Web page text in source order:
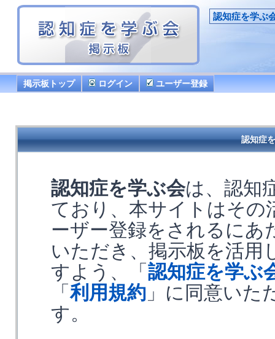
認知症を学ぶ
掲示板トップ ログイン ユーザー登録
認知症
認知症を学ぶ会は、認知
ており、本サイトはその
ーザー登録をされるにあ
いただき、掲示板を活用
すよう、「 認知症を学ぶ
「利用規約 」に同意いた
す。